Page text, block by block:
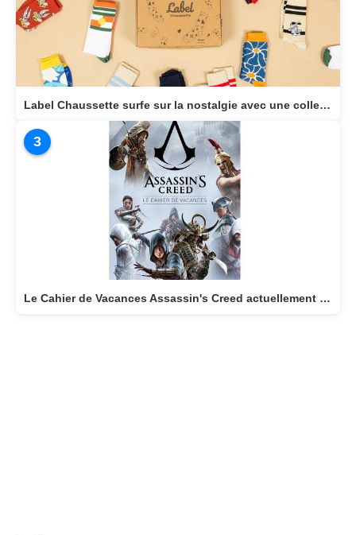
Label Chaussette surfe sur la nostalgie avec une collection dédiée aux héros cultes de notre enfance
3
Le Cahier de Vacances Assassin's Creed actuellement disponible